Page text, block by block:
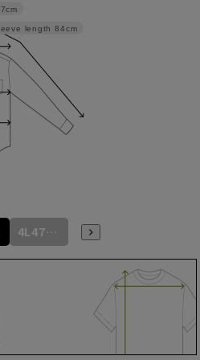
length 84cm
4L47cm/88cm